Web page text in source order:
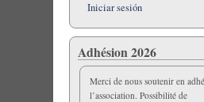
Iniciar sesión
Adhésion 2026
Merci de nous soutenir en
l’association. Possibilité de